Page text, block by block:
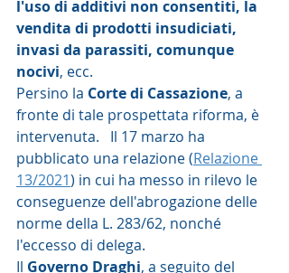
l'uso di additivi non consentiti, la
vendita di prodotti insudiciati,
invasi da parassiti, comunque
nocivi, ecc.
Persino la Corte di Cassazione, a
fronte di tale prospettata riforma, è
intervenuta.   Il 17 marzo ha
pubblicato una relazione (Relazione
13/2021) in cui ha messo in rilevo le
conseguenze dell'abrogazione delle
norme della L. 283/62, nonché
l'eccesso di delega.
Il Governo Draghi, a seguito del